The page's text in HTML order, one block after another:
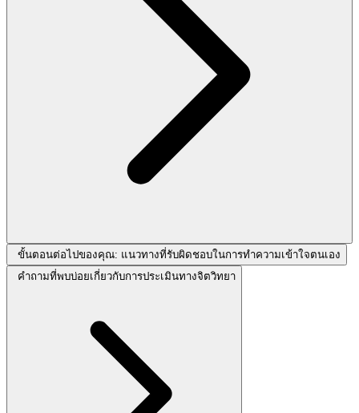
ขั้นตอนต่อไปของคุณ: แนวทางที่รับผิดชอบในการทำความเข้าใจตนเอง
คำถามที่พบบ่อยเกี่ยวกับการประเมินทางจิตวิทยา